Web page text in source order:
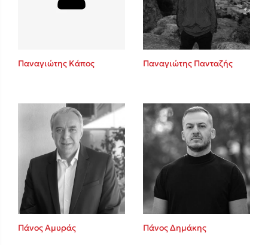
Παναγιώτης Κάπος Παναγιώτης Πανταζής
Πάνος Αμυράς Πάνος Δημάκης